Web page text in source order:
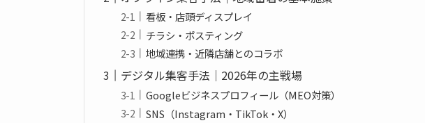
看板・店頭ディスプレイ
チラシ・ポスティング
地域連携・近隣店舗とのコラボ
デジタル集客手法｜2026年の主戦場
Googleビジネスプロフィール（MEO対策）
SNS（Instagram・TikTok・X）